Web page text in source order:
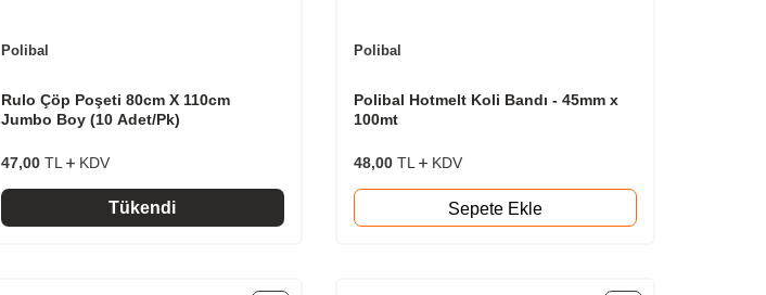
Polibal
Rulo Çöp Poşeti 80cm X 110cm
Jumbo Boy (10 Adet/Pk)
47,00TL KDV
Tükendi
Polibal
Polibal Hotmelt Koli Bandı - 45mm x
100mt
48,00TL KDV
Sepete Ekle